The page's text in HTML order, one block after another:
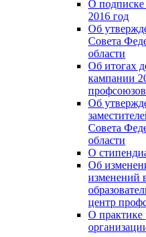
О подписке
2016 год
Об
Совета
области
Об итогах
кампании
профсоюзов
Об
Совета
области
О
Об
изменений
центр
О практике